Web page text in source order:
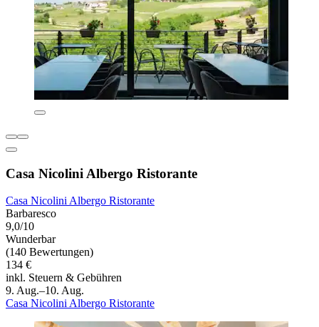
Casa Nicolini Albergo Ristorante
Casa Nicolini Albergo Ristorante
Barbaresco
9,0/10
Wunderbar
(140 Bewertungen)
134 €
inkl. Steuern & Gebühren
9. Aug.–10. Aug.
Casa Nicolini Albergo Ristorante